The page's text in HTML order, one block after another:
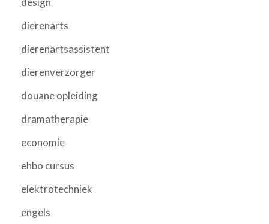
dierenarts
dierenartsassistent
dierenverzorger
douane opleiding
dramatherapie
economie
ehbo cursus
elektrotechniek
engels